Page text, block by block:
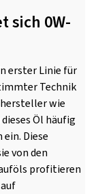
sich 0W-
erster Linie für
Technik
wie
Öl häufig
Diese
von den
profitieren